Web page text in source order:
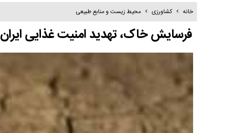
خانه کشاورزی محیط زیست و منابع طبیعی
فرسایش خاک، تهدید امنیت غذایی ایران